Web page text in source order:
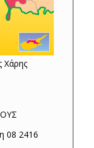
Χάρης
08 2416